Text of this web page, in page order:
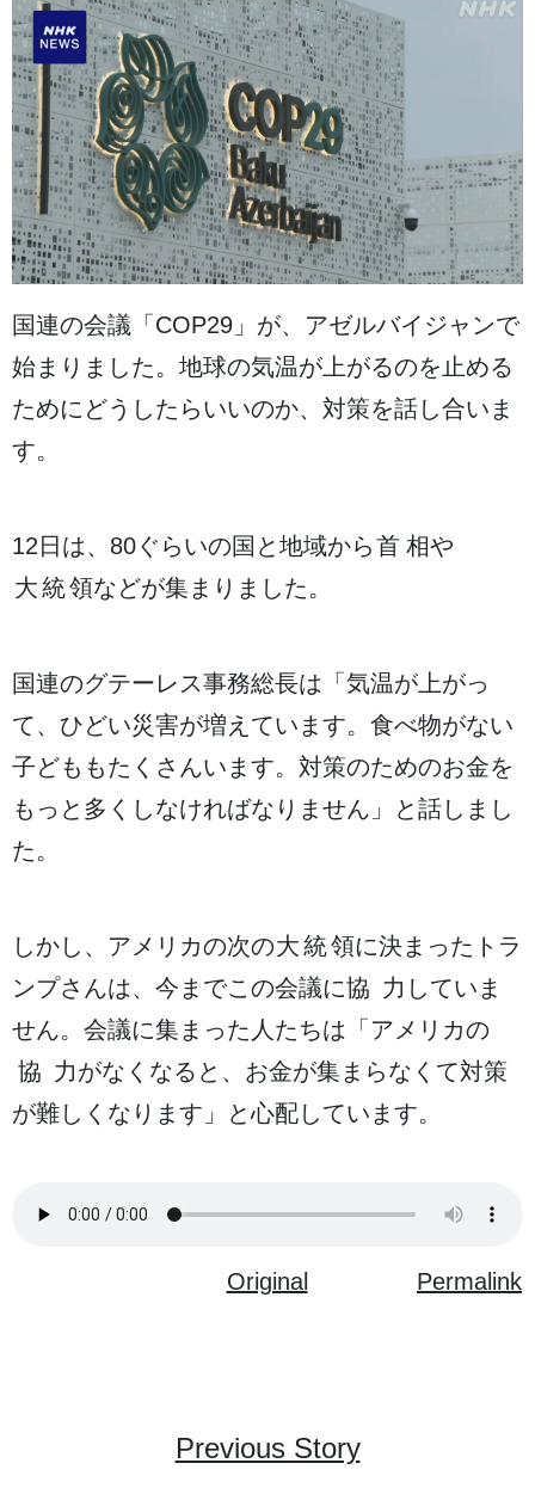
国連の会議 「COP29」が、アゼルバイジャンで
始まりました。 地球の気温が 上がるのを 止める
ためにどうしたらいいのか、 対策を話し合いま
す。
12 日 は、80ぐらいの国 と地域から首相や
大統領などが集 まりました。
国連のグテーレス事務総長は「 気温が 上がっ
て、ひどい災害が増えています。 食べ物がない
子どももたくさんいます。 対策のためのお金を
もっと 多 くしなければなりません」と話しまし
た。
しかし、アメリカの次の大統領に決まったトラ
ンプさんは、 今 までこの会議に協力 していま
せん。 会議に集 まった 人 たちは「アメリカの
協力がなくなると、お金が集 まらなくて対策
が難しくなります」と心配しています。
Original Permalink
Previous Story